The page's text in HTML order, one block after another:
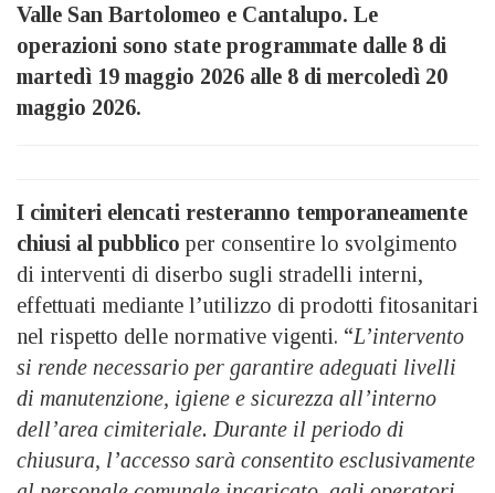
Valle San Bartolomeo e Cantalupo. Le
operazioni sono state programmate dalle 8 di
martedì 19 maggio 2026 alle 8 di mercoledì 20
maggio 2026.
I cimiteri elencati resteranno temporaneamente
chiusi al pubblico per consentire lo svolgimento
di interventi di diserbo sugli stradelli interni,
effettuati mediante l’utilizzo di prodotti fitosanitari
nel rispetto delle normative vigenti. “L’intervento
si rende necessario per garantire adeguati livelli
di manutenzione, igiene e sicurezza all’interno
dell’area cimiteriale. Durante il periodo di
chiusura, l’accesso sarà consentito esclusivamente